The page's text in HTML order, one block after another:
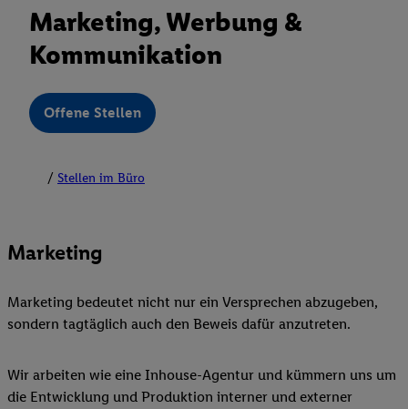
Marketing, Werbung &
Kommunikation
Offene Stellen
Stellen im Büro
Marketing
Marketing bedeutet nicht nur ein Versprechen abzugeben,
sondern tagtäglich auch den Beweis dafür anzutreten.
Wir arbeiten wie eine Inhouse-Agentur und kümmern uns um
die Entwicklung und Produktion interner und externer